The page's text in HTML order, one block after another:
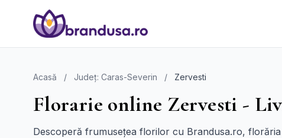
Acasă / Județ: Caras-Severin / Zervesti
Florarie online Zervesti -
Descoperă frumusețea florilor cu Brandusa.ro,